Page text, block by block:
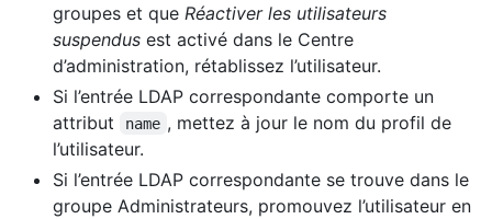
groupes et que Réactiver les utilisateurs
suspendus est activé dans le Centre
d’administration, rétablissez l’utilisateur.
Si l’entrée LDAP correspondante comporte un
attribut
name , mettez à jour le nom du profil de
l’utilisateur.
Si l’entrée LDAP correspondante se trouve dans le
groupe Administrateurs, promouvez l’utilisateur en